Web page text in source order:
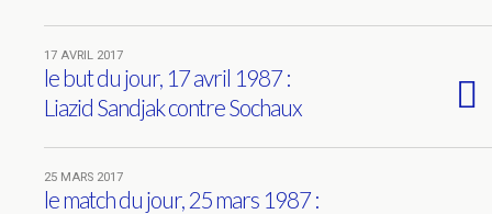
17 AVRIL 2017
le but du jour, 17 avril 1987 :
Liazid Sandjak contre Sochaux
25 MARS 2017
le match du jour, 25 mars 1987 :